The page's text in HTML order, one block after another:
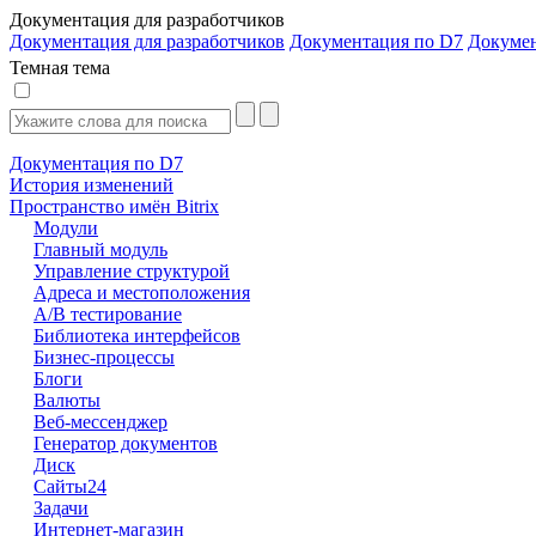
Документация для разработчиков
Документация для разработчиков Документация по D7
Темная тема
Документация по D7
История изменений
Пространство имён Bitrix
Модули
Главный модуль
Управление структурой
Адреса и местоположения
А/В тестирование
Библиотека интерфейсов
Бизнес-процессы
Блоги
Валюты
Веб-мессенджер
Генератор документов
Диск
Сайты24
Задачи
Интернет-магазин